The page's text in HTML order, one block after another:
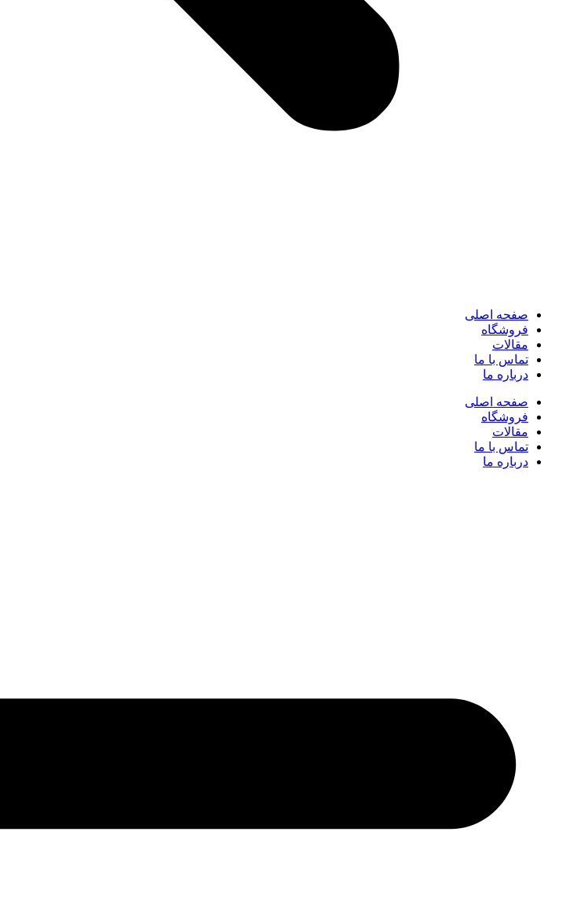
صفحه اصلی
فروشگاه
مقالات
تماس با ما
درباره ما
صفحه اصلی
فروشگاه
مقالات
تماس با ما
درباره ما